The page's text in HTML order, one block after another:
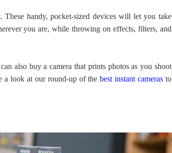
These handy, pocket-sized devices will let you take
you are, while throwing on effects, filters, and
also buy a camera that prints photos as you shoot
a look at our round-up of thebest instant cameras to